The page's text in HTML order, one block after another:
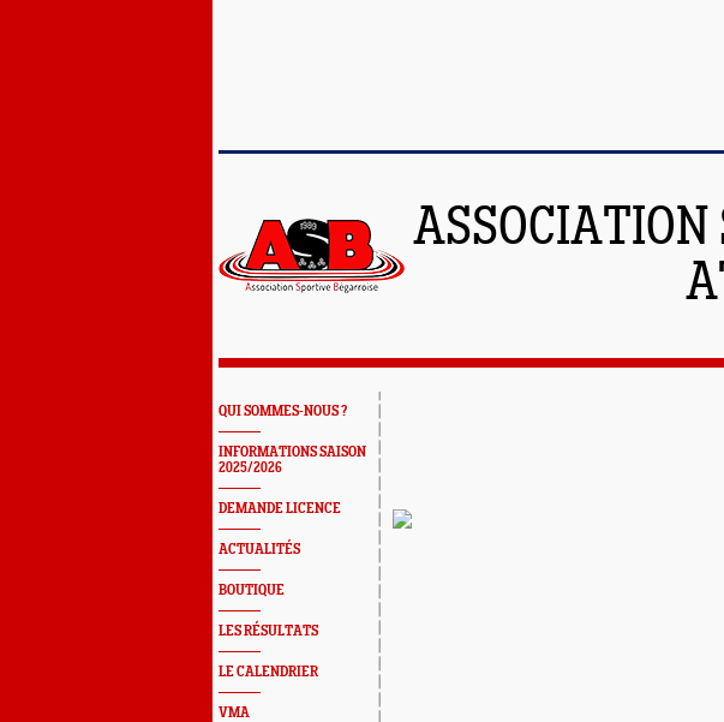
ASSOCIATION
QUI SOMMES-NOUS ?
INFORMATIONS SAISON
2025/2026
DEMANDE LICENCE
ACTUALITÉS
BOUTIQUE
LES RÉSULTATS
LE CALENDRIER
VMA